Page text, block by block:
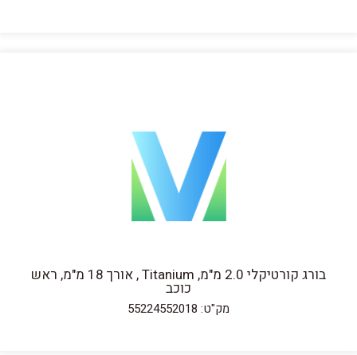
בורג קורטיקלי 2.0 מ"מ, Titanium , אורך 18 מ"מ, ראש
כוכב
מק"ט: 55224552018